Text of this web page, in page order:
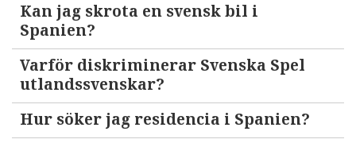
Kan jag skrota en svensk bil i
Spanien?
Varför diskriminerar Svenska Spel
utlandssvenskar?
Hur söker jag residencia i Spanien?